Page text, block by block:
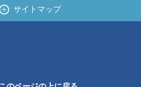
サイトマップ